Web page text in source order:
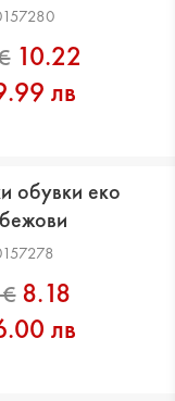
10.22
лв
обувки еко
8.18
лв